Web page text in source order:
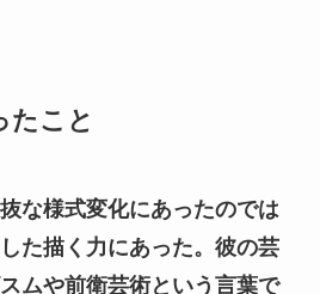
たこと
な様式変化にあったのでは
た描く力にあった。彼の芸
ムや前衛芸術という言葉で